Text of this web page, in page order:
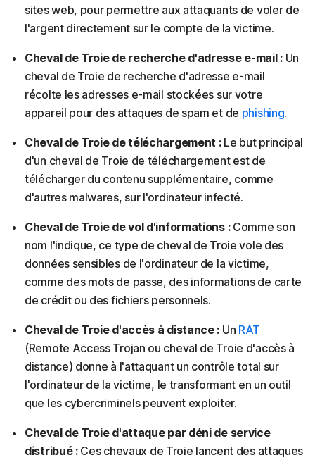
sites web, pour permettre aux attaquants de voler de
l'argent directement sur le compte de la victime.
Cheval de Troie de recherche d'adresse e-mail :Un
cheval de Troie de recherche d'adresse e-mail
récolte les adresses e-mail stockées sur votre
appareil pour des attaques de spam et de phishing.
Cheval de Troie de téléchargement :Le but principal
d'un cheval de Troie de téléchargement est de
télécharger du contenu supplémentaire, comme
d'autres malwares, sur l'ordinateur infecté.
Cheval de Troie de vol d'informations :Comme son
nom l'indique, ce type de cheval de Troie vole des
données sensibles de l'ordinateur de la victime,
comme des mots de passe, des informations de carte
de crédit ou des fichiers personnels.
Cheval de Troie d'accès à distance : Un RAT
(Remote Access Trojan ou cheval de Troie d'accès à
distance) donne à l'attaquant un contrôle total sur
l'ordinateur de la victime, le transformant en un outil
que les cybercriminels peuvent exploiter.
Cheval de Troie d'attaque par déni de service
distribué :Ces chevaux de Troie lancent des attaques